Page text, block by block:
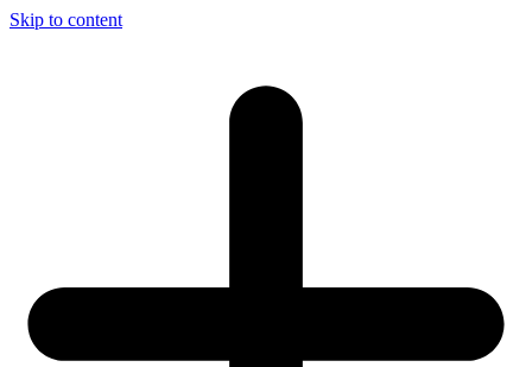
Skip to content